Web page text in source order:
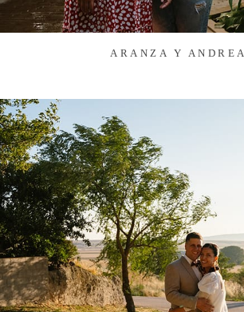
ARANZA Y ANDREA